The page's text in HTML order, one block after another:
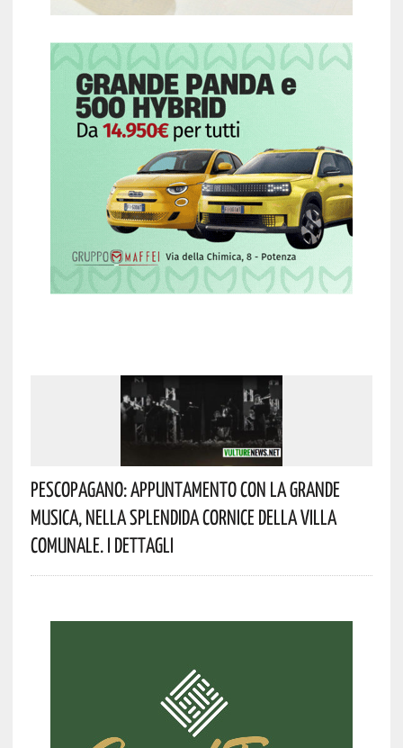
Pescopagano: Appuntamento Con La Grande
Musica, Nella Splendida Cornice Della Villa
Comunale. I Dettagli